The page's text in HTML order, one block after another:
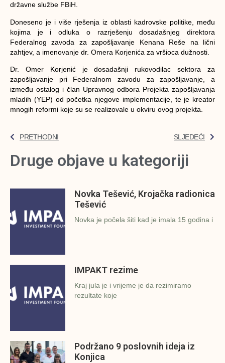
državne službe FBiH.
Doneseno je i više rješenja iz oblasti kadrovske politike, među
kojima je i odluka o razrješenju dosadašnjeg direktora
Federalnog zavoda za zapošljavanje Kenana Reše na lični
zahtjev, a imenovanje dr. Omera Korjenića za vršioca dužnosti.
Dr. Omer Korjenić je dosadašnji rukovodilac sektora za
zapošljavanje pri Federalnom zavodu za zapošljavanje, a
između ostalog i član Upravnog odbora Projekta zapošljavanja
mladih (YEP) od početka njegove implementacije, te je kreator
mnogih reformi koje su se realizovale u okviru ovog projekta.
PRETHODNI SLJEDEĆI
Druge objave u kategoriji
Novka Tešević, Krojačka radionica
Tešević
Novka je počela šiti kad je imala 15 godina i
IMPAKT rezime
Kraj jula je i vrijeme je da rezimiramo
rezultate koje
Podržano 9 poslovnih ideja iz
Konjica